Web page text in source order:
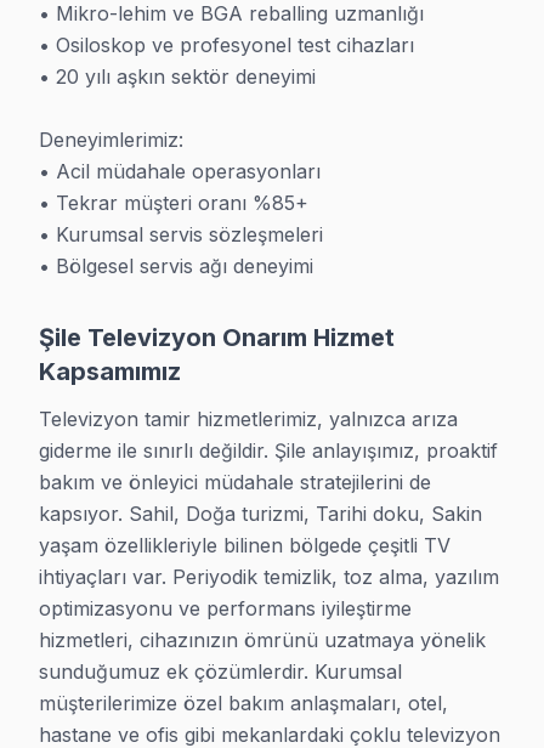
İstanbul Diğer İlçe Servisleri
· Arnavutköy Servisi
· Ataşehir Servisi
· Avcılar Servisi
· Bağcılar Servisi
· Bahçelievler Servisi
· Bakırköy Servisi
· Başakşehir Servisi
· Bayrampaşa Servisi
· Beşiktaş Servisi
· Beykoz Servisi
Şile TV Servis - Garantili Tamir Hizmeti
Şile'da televizyon'niz bozuldu mu? 2009'dan bu yana
Şöyle de düşünebilirsiniz: 25+ sertifikalı teknisyen
Gerçek şu ki, Panel tamiri, anakart onarımı, güç
Hangi Markaları ve Arızaları Tamir Ediyoruz?
Şile'da hemen her markadan panel getiriliyor bize.
• Samsung, LG, Sony, Philips, TCL, Hisense — dünya
• Mikro-lehim ve BGA reballing uzmanlığı
• Osiloskop ve profesyonel test cihazları
• 20 yılı aşkın sektör deneyimi
Deneyimlerimiz:
• Acil müdahale operasyonları
• Tekrar müşteri oranı %85+
• Kurumsal servis sözleşmeleri
• Bölgesel servis ağı deneyimi
Şile Televizyon Onarım Hizmet
Kapsamımız
Televizyon tamir hizmetlerimiz, yalnızca arıza
giderme ile sınırlı değildir. Şile anlayışımız, proaktif
bakım ve önleyici müdahale stratejilerini de
kapsıyor. Sahil, Doğa turizmi, Tarihi doku, Sakin
yaşam özellikleriyle bilinen bölgede çeşitli TV
ihtiyaçları var. Periyodik temizlik, toz alma, yazılım
optimizasyonu ve performans iyileştirme
hizmetleri, cihazınızın ömrünü uzatmaya yönelik
sunduğumuz ek çözümlerdir. Kurumsal
müşterilerimize özel bakım anlaşmaları, otel,
hastane ve ofis gibi mekanlardaki çoklu televizyon